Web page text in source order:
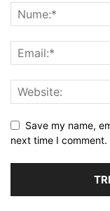
Save my name,
next time I comment.